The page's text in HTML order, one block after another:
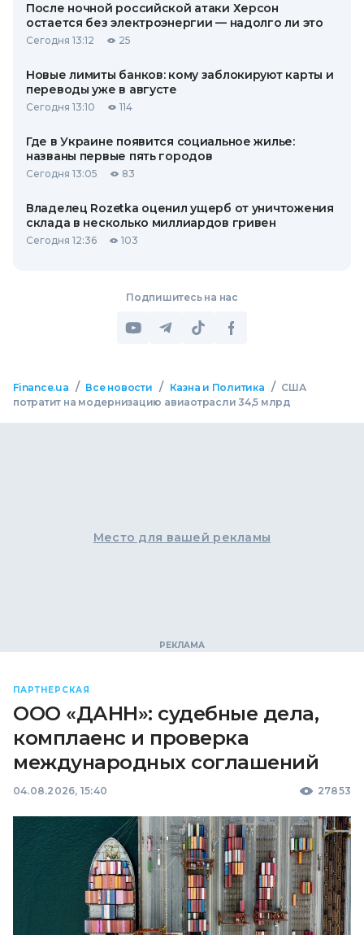
После ночной российской атаки Херсон
остается без электроэнергии — надолго ли это
Сегодня 13:12 25
Новые лимиты банков: кому заблокируют карты и
переводы уже в августе
Сегодня 13:10 114
Где в Украине появится социальное жилье:
названы первые пять городов
Сегодня 13:05 83
Владелец Rozetka оценил ущерб от уничтожения
склада в несколько миллиардов гривен
Сегодня 12:36 103
Подпишитесь на нас
Finance.ua / Все новости / Казна и Политика / США
потратит на модернизацию авиаотрасли 34,5 млрд
Место для вашей рекламы
ПАРТНЕРСКАЯ
ООО «ДАНН»: судебные дела,
комплаенс и проверка
международных соглашений
04.08.2026, 15:40 27853